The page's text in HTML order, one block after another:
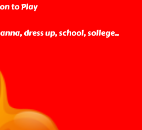
to Play
dress up, school, sollege..